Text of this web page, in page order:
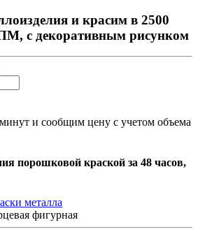
и красим в 2500
с декоративным рисунком
и сообщим цену с учетом объема
порошковой краской за 48 часов,
металла
фигурная